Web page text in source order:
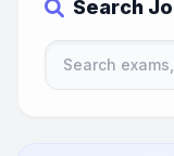
Search